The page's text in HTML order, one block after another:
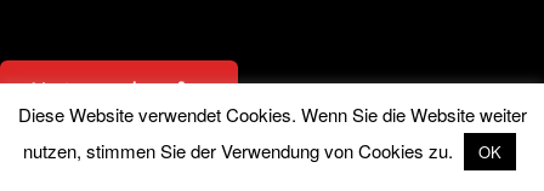
Vertrag widerrufen
© 2026 Hemminger Handelsvertretung
Diese Website verwendet Cookies. Wenn Sie die Website weiter
nutzen, stimmen Sie der Verwendung von Cookies zu.
OK